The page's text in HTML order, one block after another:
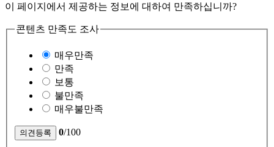
이 페이지에서 제공하는 정보에 대하여 만족하십니까?
콘텐츠 만족도 조사
매우만족
만족
보통
불만족
매우불만족
0/100